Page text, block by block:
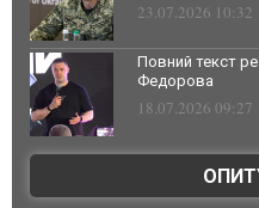
23.07.2026 10:32
Повний текст
Федорова
18.07.2026 09:27